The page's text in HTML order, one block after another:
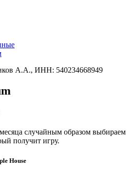
А.А., ИНН: 540234668949
случайным образом выбираем
получит игру.
House